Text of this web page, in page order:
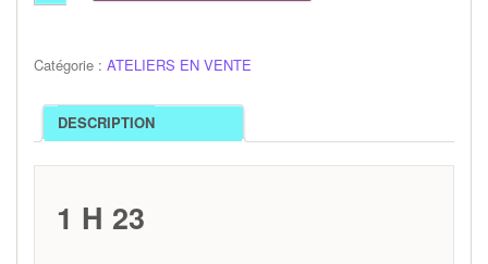
Catégorie : ATELIERS EN VENTE
DESCRIPTION
1 H 23